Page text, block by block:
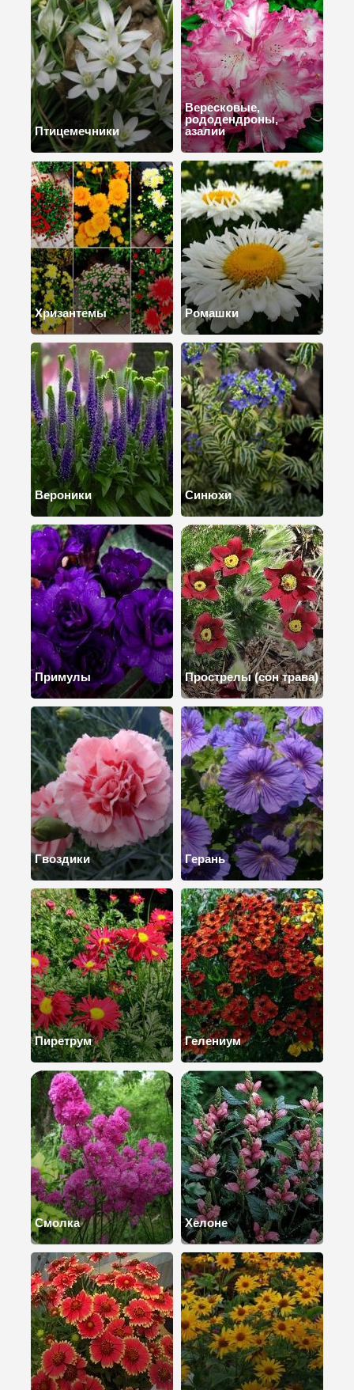
Птицемечники
Вересковые,
рододендроны,
азалии
Хризантемы Ромашки
Вероники Синюхи
Примулы Прострелы (сон трава)
Гвоздики Герань
Пиретрум Гелениум
Смолка Хелоне